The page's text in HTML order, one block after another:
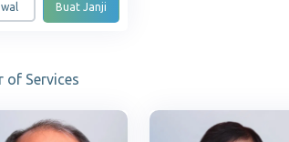
Buat Janji
of Services